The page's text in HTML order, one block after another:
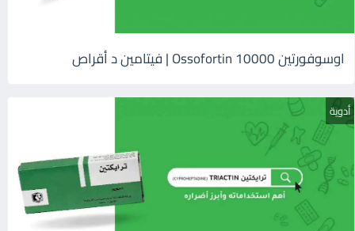
اوسوفورتين 10000 Ossofortin | فيتامين د أقراص
أدوية